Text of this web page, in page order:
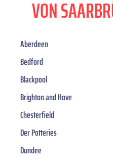
VON
Aberdeen
Bedford
Blackpool
Brighton and Hove
Chesterfield
Der Potteries
Dundee